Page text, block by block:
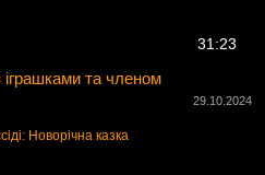
31:23
іграшками та членом
29.10.2024